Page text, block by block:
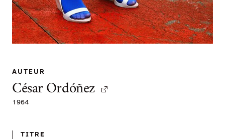
AUTEUR
César Ordóñez
1964
TITRE